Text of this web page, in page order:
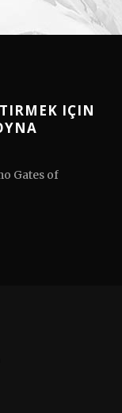
IÇIN
Gates of